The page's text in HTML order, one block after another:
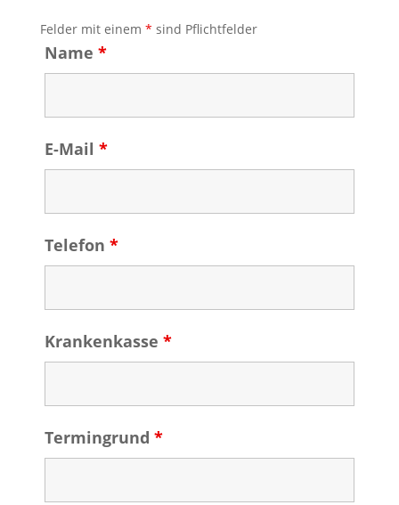
Felder mit einem * sind Pflichtfelder
Name *
E-Mail *
Telefon *
Krankenkasse *
Termingrund *